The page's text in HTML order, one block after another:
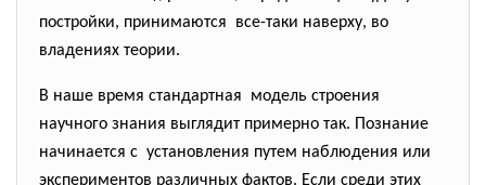
постройки, принимаются все-таки наверху, во
владениях теории.
В наше время стандартная модель строения
научного знания выглядит примерно так. Познание
начинается с установления путем наблюдения или
экспериментов различных фактов. Если среди этих